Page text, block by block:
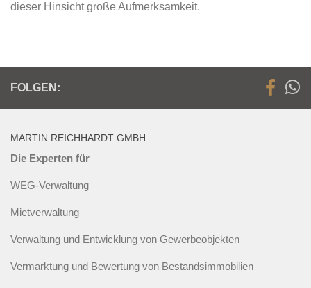
dieser Hinsicht große Aufmerksamkeit.
FOLGEN:
MARTIN REICHHARDT GMBH
Die Experten für
WEG-Verwaltung
Mietverwaltung
Verwaltung und Entwicklung von Gewerbeobjekten
Vermarktung und Bewertung von Bestandsimmobilien